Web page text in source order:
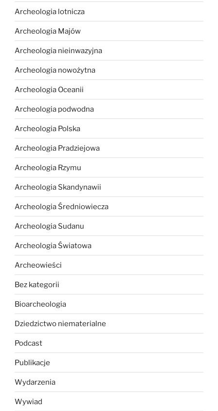
Archeologia lotnicza
Archeologia Majów
Archeologia nieinwazyjna
Archeologia nowożytna
Archeologia Oceanii
Archeologia podwodna
Archeologia Polska
Archeologia Pradziejowa
Archeologia Rzymu
Archeologia Skandynawii
Archeologia Średniowiecza
Archeologia Sudanu
Archeologia Światowa
Archeowieści
Bez kategorii
Bioarcheologia
Dziedzictwo niematerialne
Podcast
Publikacje
Wydarzenia
Wywiad